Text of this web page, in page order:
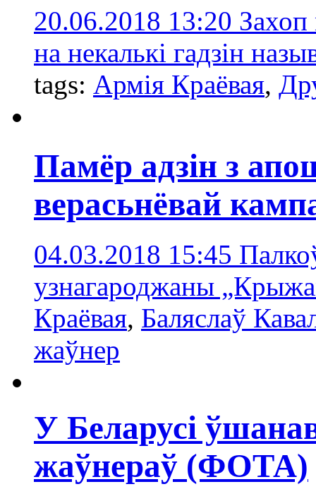
20.06.2018 13:20 Захоп
на некалькі гадзін
tags: Армія Краёвая,
Памёр адзін з
верасьнёвай
04.03.2018 15:45
узнагароджаны
Краёвая, Баляслаў
жаўнер
У Беларусі
жаўнераў (ФОТА)